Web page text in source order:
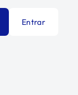
Entrar